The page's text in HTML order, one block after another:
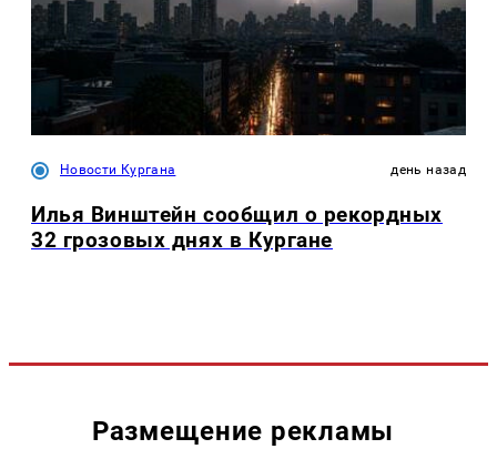
Новости Кургана день назад
Илья Винштейн сообщил о рекордных
32 грозовых днях в Кургане
Размещение рекламы